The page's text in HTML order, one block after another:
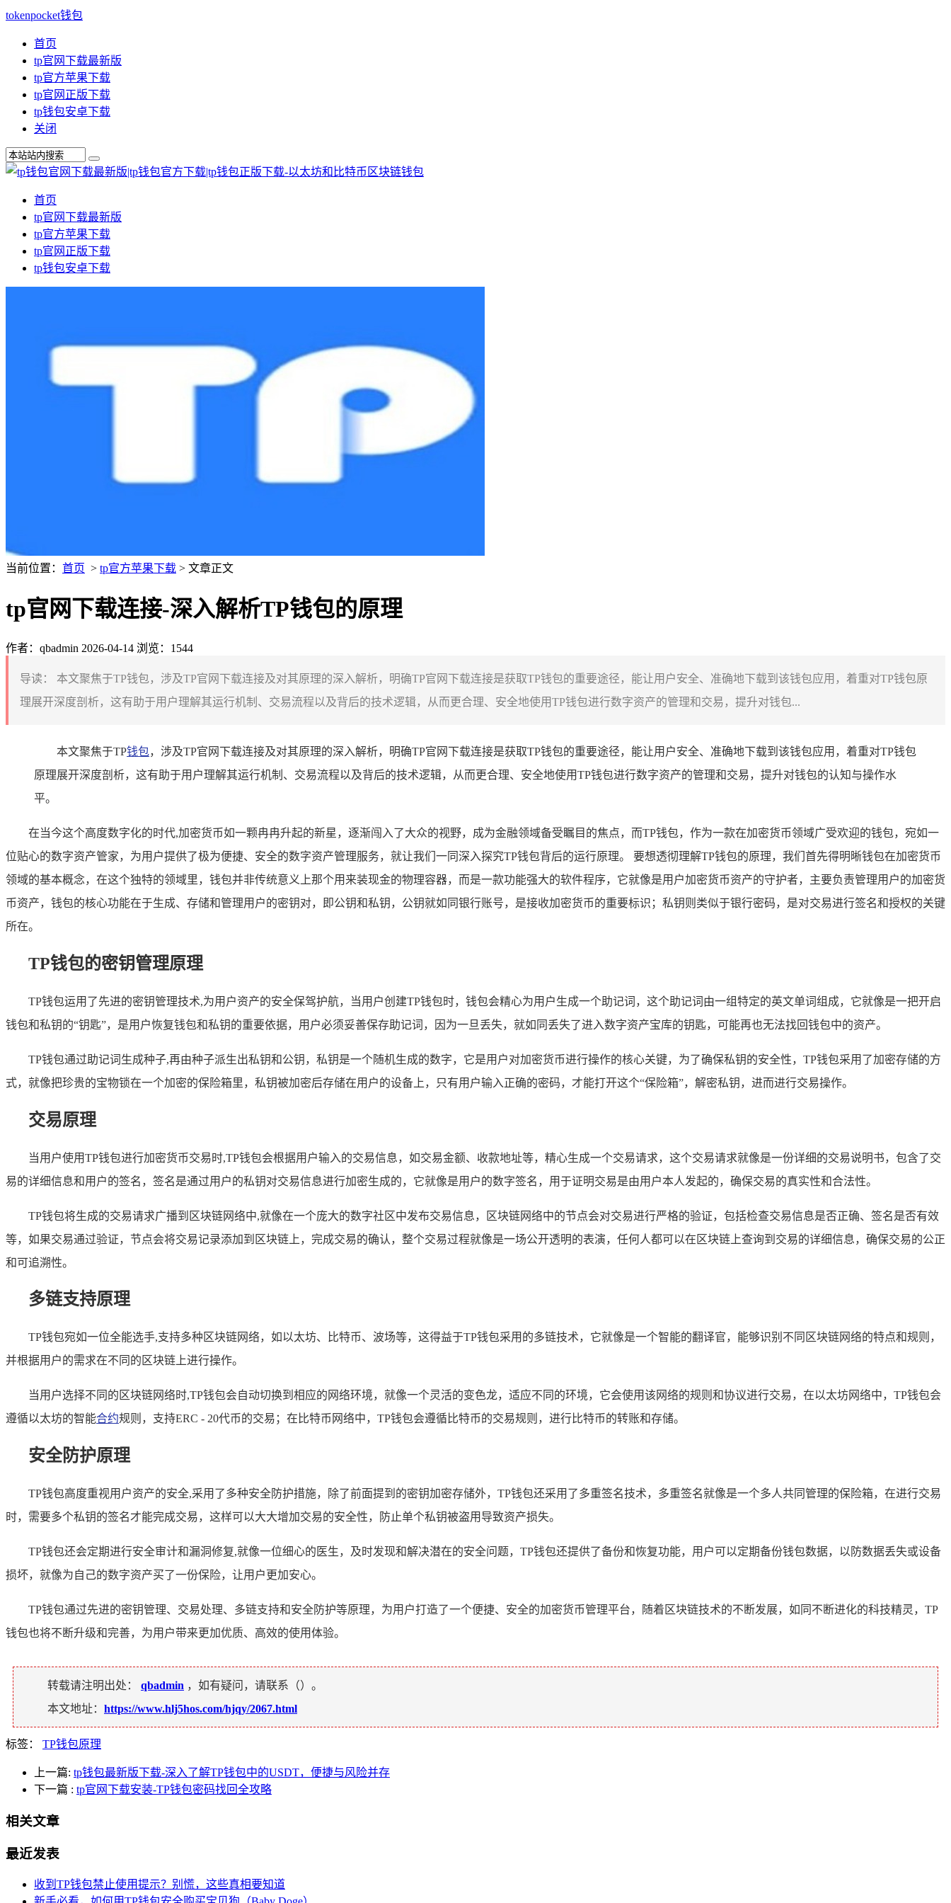
tokenpocket钱包
首页
tp官网下载最新版
tp官方苹果下载
tp官网正版下载
tp钱包安卓下载
关闭
首页
tp官网下载最新版
tp官方苹果下载
tp官网正版下载
tp钱包安卓下载
当前位置： 首页 > tp官方苹果下载 > 文章正文
tp官网下载连接-深入解析TP钱包的原理
作者：qbadmin 2026-04-14 浏览：1544
导读：
本文聚焦于TP钱包，涉及TP官网下载连接及对其原理的深入解析，明确TP官网下载连接是获取TP钱包的重要途径，能让用户安全、准确地下载到该钱包应用，着重对TP钱包原
理展开深度剖析，这有助于用户理解其运行机制、交易流程以及背后的技术逻辑，从而更合理、安全地使用TP钱包进行数字资产的管理和交易，提升对钱包...
本文聚焦于TP钱包，涉及TP官网下载连接及对其原理的深入解析，明确TP官网下载连接是获取TP钱包的重要途径，能让用户安全、准确地下载到该钱包应用，着重对TP钱包
原理展开深度剖析，这有助于用户理解其运行机制、交易流程以及背后的技术逻辑，从而更合理、安全地使用TP钱包进行数字资产的管理和交易，提升对钱包的认知与操作水
平。
在当今这个高度数字化的时代,加密货币如一颗冉冉升起的新星，逐渐闯入了大众的视野，成为金融领域备受瞩目的焦点，而TP钱包，作为一款在加密货币领域广受欢迎的钱包，宛如一
位贴心的数字资产管家，为用户提供了极为便捷、安全的数字资产管理服务，就让我们一同深入探究TP钱包背后的运行原理。 要想透彻理解TP钱包的原理，我们首先得明晰钱包在加密货币
领域的基本概念，在这个独特的领域里，钱包并非传统意义上那个用来装现金的物理容器，而是一款功能强大的软件程序，它就像是用户加密货币资产的守护者，主要负责管理用户的加密货
币资产，钱包的核心功能在于生成、存储和管理用户的密钥对，即公钥和私钥，公钥就如同银行账号，是接收加密货币的重要标识；私钥则类似于银行密码，是对交易进行签名和授权的关键
所在。
TP钱包的密钥管理原理
TP钱包运用了先进的密钥管理技术,为用户资产的安全保驾护航，当用户创建TP钱包时，钱包会精心为用户生成一个助记词，这个助记词由一组特定的英文单词组成，它就像是一把开启
钱包和私钥的“钥匙”，是用户恢复钱包和私钥的重要依据，用户必须妥善保存助记词，因为一旦丢失，就如同丢失了进入数字资产宝库的钥匙，可能再也无法找回钱包中的资产。
TP钱包通过助记词生成种子,再由种子派生出私钥和公钥，私钥是一个随机生成的数字，它是用户对加密货币进行操作的核心关键，为了确保私钥的安全性，TP钱包采用了加密存储的方
式，就像把珍贵的宝物锁在一个加密的保险箱里，私钥被加密后存储在用户的设备上，只有用户输入正确的密码，才能打开这个“保险箱”，解密私钥，进而进行交易操作。
交易原理
当用户使用TP钱包进行加密货币交易时,TP钱包会根据用户输入的交易信息，如交易金额、收款地址等，精心生成一个交易请求，这个交易请求就像是一份详细的交易说明书，包含了交
易的详细信息和用户的签名，签名是通过用户的私钥对交易信息进行加密生成的，它就像是用户的数字签名，用于证明交易是由用户本人发起的，确保交易的真实性和合法性。
TP钱包将生成的交易请求广播到区块链网络中,就像在一个庞大的数字社区中发布交易信息，区块链网络中的节点会对交易进行严格的验证，包括检查交易信息是否正确、签名是否有效
等，如果交易通过验证，节点会将交易记录添加到区块链上，完成交易的确认，整个交易过程就像是一场公开透明的表演，任何人都可以在区块链上查询到交易的详细信息，确保交易的公正
和可追溯性。
多链支持原理
TP钱包宛如一位全能选手,支持多种区块链网络，如以太坊、比特币、波场等，这得益于TP钱包采用的多链技术，它就像是一个智能的翻译官，能够识别不同区块链网络的特点和规则，
并根据用户的需求在不同的区块链上进行操作。
当用户选择不同的区块链网络时,TP钱包会自动切换到相应的网络环境，就像一个灵活的变色龙，适应不同的环境，它会使用该网络的规则和协议进行交易，在以太坊网络中，TP钱包会
遵循以太坊的智能合约规则，支持ERC - 20代币的交易；在比特币网络中，TP钱包会遵循比特币的交易规则，进行比特币的转账和存储。
安全防护原理
TP钱包高度重视用户资产的安全,采用了多种安全防护措施，除了前面提到的密钥加密存储外，TP钱包还采用了多重签名技术，多重签名就像是一个多人共同管理的保险箱，在进行交易
时，需要多个私钥的签名才能完成交易，这样可以大大增加交易的安全性，防止单个私钥被盗用导致资产损失。
TP钱包还会定期进行安全审计和漏洞修复,就像一位细心的医生，及时发现和解决潜在的安全问题，TP钱包还提供了备份和恢复功能，用户可以定期备份钱包数据，以防数据丢失或设备
损坏，就像为自己的数字资产买了一份保险，让用户更加安心。
TP钱包通过先进的密钥管理、交易处理、多链支持和安全防护等原理，为用户打造了一个便捷、安全的加密货币管理平台，随着区块链技术的不断发展，如同不断进化的科技精灵，TP
钱包也将不断升级和完善，为用户带来更加优质、高效的使用体验。
转载请注明出处： qbadmin ，如有疑问，请联系（）。
本文地址： https://www.hlj5hos.com/hjqy/2067.html
标签： TP钱包原理
上一篇: tp钱包最新版下载-深入了解TP钱包中的USDT，便捷与风险并存
下一篇 : tp官网下载安装-TP钱包密码找回全攻略
相关文章
最近发表
收到TP钱包禁止使用提示？别慌，这些真相要知道